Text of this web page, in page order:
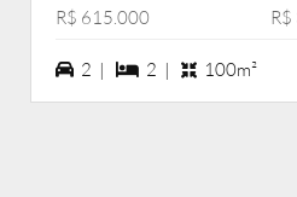
R$ 615.000
2 vagas na garagem
2 | 2 dormiórios
2 | 100m²